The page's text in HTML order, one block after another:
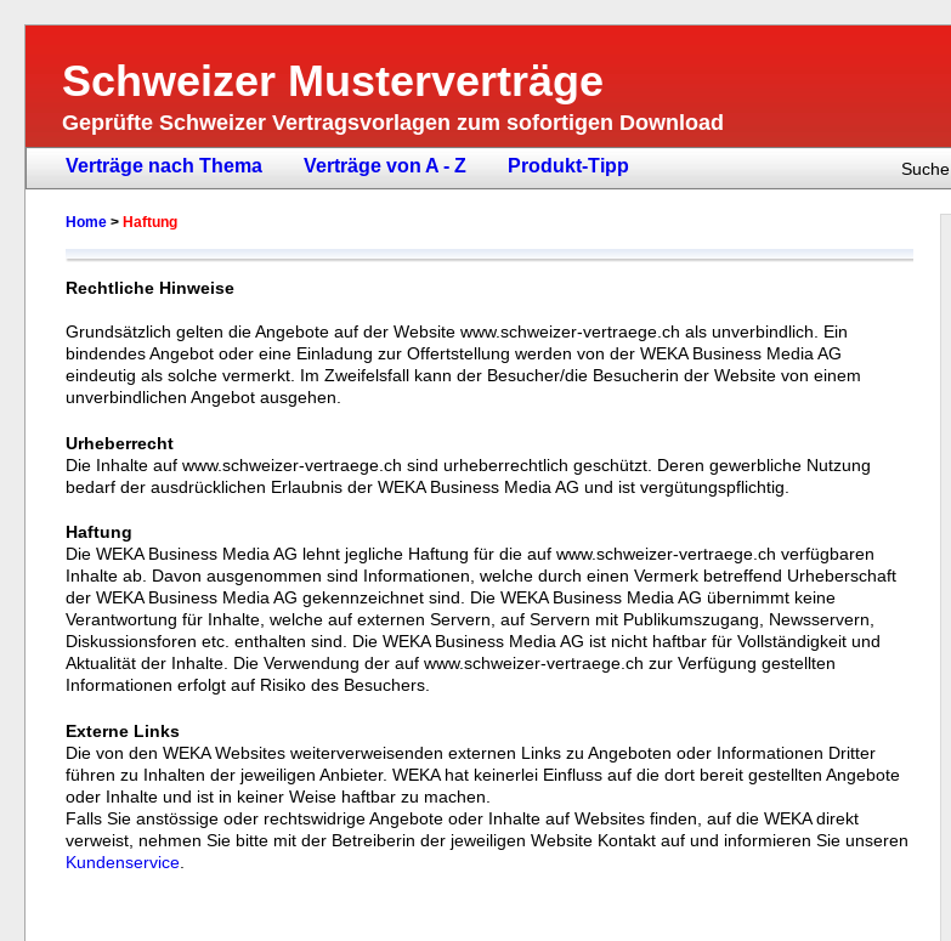
Schweizer Musterverträge
Geprüfte Schweizer Vertragsvorlagen zum sofortigen Download
Verträge nach Thema Verträge von A - Z Produkt-Tipp Suche
Home > Haftung
Rechtliche Hinweise
Grundsätzlich gelten die Angebote auf der Website www.schweizer-vertraege.ch als unverbindlich. Ein
bindendes Angebot oder eine Einladung zur Offertstellung werden von der WEKA Business Media AG
eindeutig als solche vermerkt. Im Zweifelsfall kann der Besucher/die Besucherin der Website von einem
unverbindlichen Angebot ausgehen.
Urheberrecht
Die Inhalte auf www.schweizer-vertraege.ch sind urheberrechtlich geschützt. Deren gewerbliche Nutzung
bedarf der ausdrücklichen Erlaubnis der WEKA Business Media AG und ist vergütungspflichtig.
Haftung
Die WEKA Business Media AG lehnt jegliche Haftung für die auf www.schweizer-vertraege.ch verfügbaren
Inhalte ab. Davon ausgenommen sind Informationen, welche durch einen Vermerk betreffend Urheberschaft
der WEKA Business Media AG gekennzeichnet sind. Die WEKA Business Media AG übernimmt keine
Verantwortung für Inhalte, welche auf externen Servern, auf Servern mit Publikumszugang, Newsservern,
Diskussionsforen etc. enthalten sind. Die WEKA Business Media AG ist nicht haftbar für Vollständigkeit und
Aktualität der Inhalte. Die Verwendung der auf www.schweizer-vertraege.ch zur Verfügung gestellten
Informationen erfolgt auf Risiko des Besuchers.
Externe Links
Die von den WEKA Websites weiterverweisenden externen Links zu Angeboten oder Informationen Dritter
führen zu Inhalten der jeweiligen Anbieter. WEKA hat keinerlei Einfluss auf die dort bereit gestellten Angebote
oder Inhalte und ist in keiner Weise haftbar zu machen.
Falls Sie anstössige oder rechtswidrige Angebote oder Inhalte auf Websites finden, auf die WEKA direkt
verweist, nehmen Sie bitte mit der Betreiberin der jeweiligen Website Kontakt auf und informieren Sie unseren
Kundenservice